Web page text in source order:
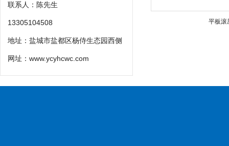
联系人：陈先生
13305104508
地址：盐城市盐都区杨侍生态园西侧
网址： www.ycyhcwc.com
平板滚